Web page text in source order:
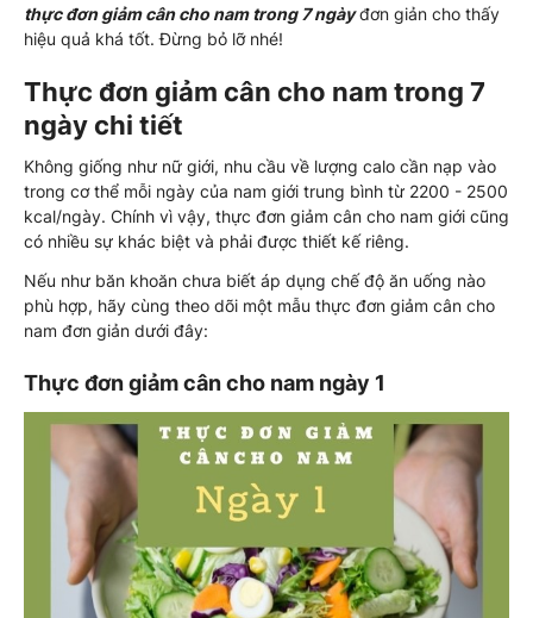
thực đơn giảm cân cho nam trong 7 ngàyđơn giản cho thấy
hiệu quả khá tốt. Đừng bỏ lỡ nhé!
Thực đơn giảm cân cho nam trong 7
ngày chi tiết
Không giống như nữ giới, nhu cầu về lượng calo cần nạp vào
trong cơ thể mỗi ngày của nam giới trung bình từ 2200 - 2500
kcal/ngày. Chính vì vậy, thực đơn giảm cân cho nam giới cũng
có nhiều sự khác biệt và phải được thiết kế riêng.
Nếu như băn khoăn chưa biết áp dụng chế độ ăn uống nào
phù hợp, hãy cùng theo dõi một mẫu thực đơn giảm cân cho
nam đơn giản dưới đây:
Thực đơn giảm cân cho nam ngày 1